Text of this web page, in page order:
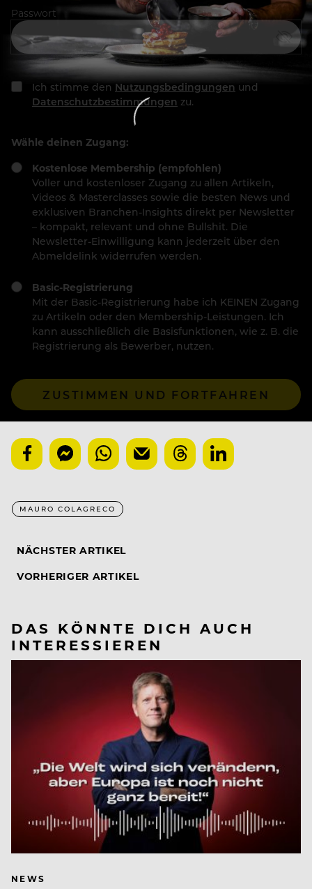
Passwort
Ich stimme den Nutzungsbedingungen und
Datenschutzbestimmungen zu.
Wähle deinen Zugang:
Kostenlose Membership (empfohlen)
Voller und kostenloser Zugang zu allen Artikeln,
Videos & Masterclasses sowie die besten News und
exklusiven Branchen-Insights direkt per Newsletter
– kompakt, relevant und ohne Bullshit. Die
Newsletter-Einwilligung kann jederzeit über den
Abmeldelink widerrufen werden.
Basic-Registrierung
Mit der Basic-Registrierung habe ich KEINEN Zugang
zu Artikeln oder den Membership-Leistungen. Ich
kann ausschließlich die Basisfunktionen, wie z. B. die
Registrierung als Bewerber, nutzen.
ZUSTIMMEN UND FORTFAHREN
MAURO COLAGRECO
NÄCHSTER ARTIKEL
VORHERIGER ARTIKEL
DAS KÖNNTE DICH AUCH
INTERESSIEREN
NEWS